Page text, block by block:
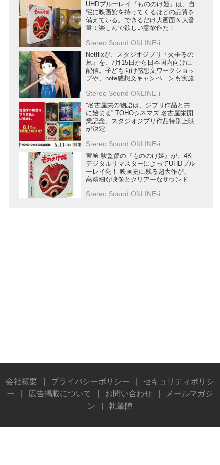
UHDブルーレイ『もののけ姫』は、自
宅に映画館を持ってくるほどの品質を
備えている。できるだけ大画面＆大音
量で楽しんで欲しい意欲作だ！
Stereo Sound ONLINE-i
Netflixが、スタジオジブリ『火垂るの
墓』を、7月15日から日本国内向けに
配信。子ども向け感想文ワークショッ
プや、note感想文キャンペーンも実施
Stereo Sound ONLINE-i
“名古屋栄の物語は、ジブリ作品と共
に始まる” TOHOシネマズ 名古屋栄開
業記念、スタジオジブリ作品特別上映
が決定
Stereo Sound ONLINE-i
宮﨑 駿監督の『もののけ姫』が、4K
デジタルリマスターによってUHDブル
ーレイ化！ 映画史に残る超大作が、
高精細な映像とクリアーなサウンド
Stereo Sound ONLINE-i
会社概要 プライバシーポリシー
セキュリティポリシ
ー
広告掲載について お問い合わせ
メールマガジ
ン
執筆陣